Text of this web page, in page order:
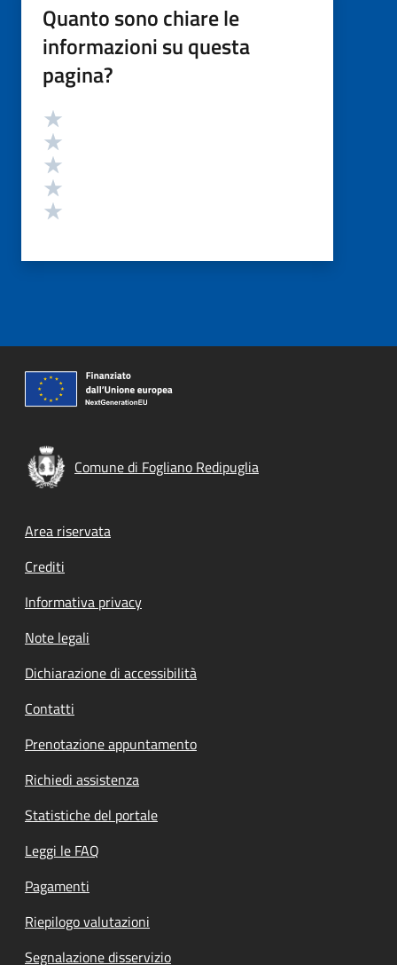
Quanto sono chiare le
informazioni su questa
pagina?
Valutazione
Comune di Fogliano Redipuglia
Footer menu
Area riservata
Crediti
Informativa privacy
Note legali
Dichiarazione di accessibilità
Contatti
Prenotazione appuntamento
Richiedi assistenza
Statistiche del portale
Leggi le FAQ
Pagamenti
Riepilogo valutazioni
Segnalazione disservizio